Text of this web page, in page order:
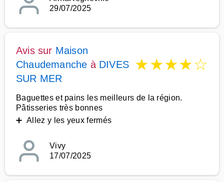
29/07/2025
Avis sur Maison
Chaudemanche à DIVES
SUR MER
★★★★☆
Baguettes et pains les meilleurs de la région.
Pâtisseries très bonnes
➕ Allez y les yeux fermés
Vivy
17/07/2025